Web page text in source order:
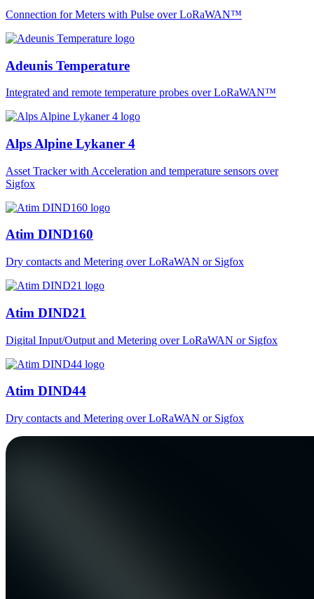
Connection for Meters with Pulse over LoRaWAN™
Adeunis Temperature
Integrated and remote temperature probes over LoRaWAN™
Alps Alpine Lykaner 4
Asset Tracker with Acceleration and temperature sensors over
Sigfox
Atim DIND160
Dry contacts and Metering over LoRaWAN or Sigfox
Atim DIND21
Digital Input/Output and Metering over LoRaWAN or Sigfox
Atim DIND44
Dry contacts and Metering over LoRaWAN or Sigfox